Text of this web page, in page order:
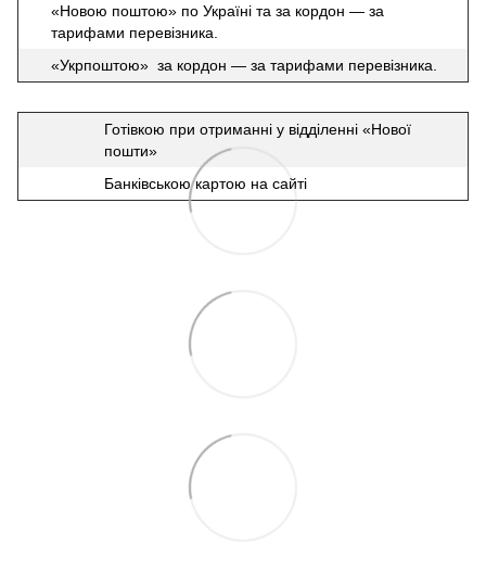
«Новою поштою» по Україні та за кордон — за
тарифами перевізника.
«Укрпоштою» за кордон — за тарифами перевізника.
Готівкою при отриманні у відділенні «Нової
пошти»
Банківською картою на сайті